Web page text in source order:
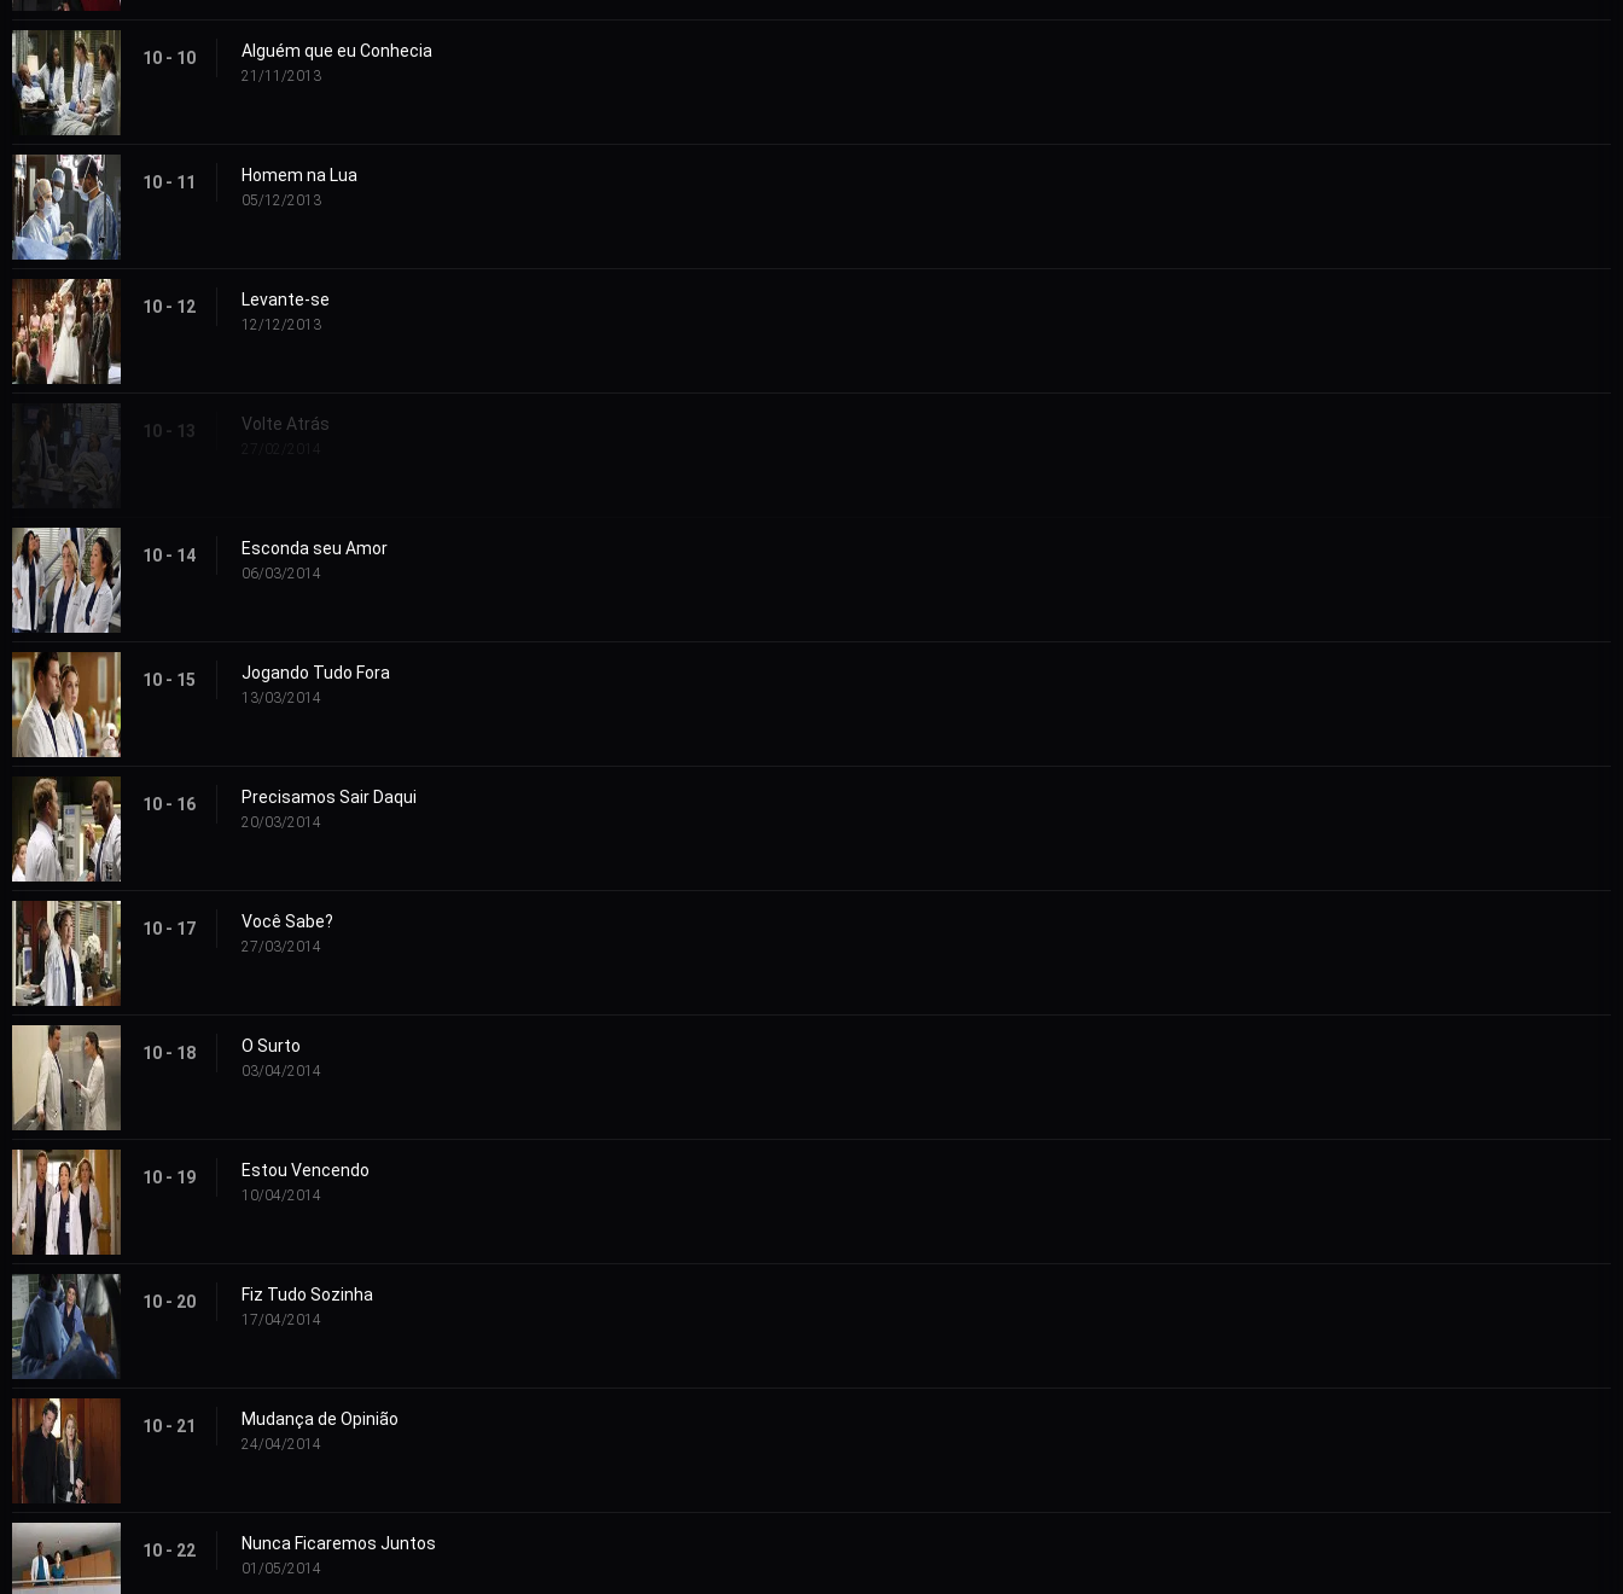
10 - 10 Alguém que eu Conhecia
21/11/2013
10 - 11 Homem na Lua
05/12/2013
10 - 12 Levante-se
12/12/2013
10 - 13 Volte Atrás
10 - 14 Esconda seu Amor
06/03/2014
10 - 15 Jogando Tudo Fora
13/03/2014
10 - 16 Precisamos Sair Daqui
20/03/2014
10 - 17 Você Sabe?
27/03/2014
10 - 18 O Surto
03/04/2014
10 - 19 Estou Vencendo
10/04/2014
10 - 20 Fiz Tudo Sozinha
17/04/2014
10 - 21 Mudança de Opinião
24/04/2014
10 - 22 Nunca Ficaremos Juntos
01/05/2014